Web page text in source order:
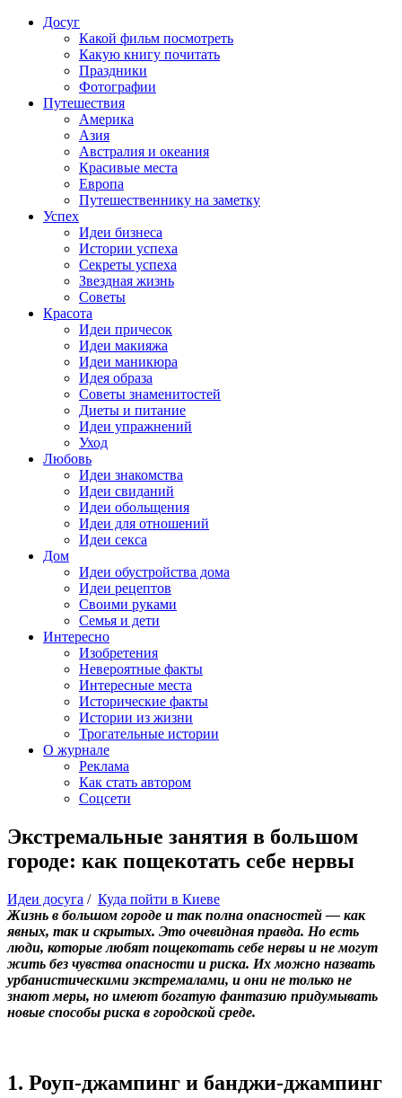
Досуг
Какой фильм посмотреть
Какую книгу почитать
Праздники
Фотографии
Путешествия
Америка
Азия
Австралия и океания
Красивые места
Европа
Путешественнику на заметку
Успех
Идеи бизнеса
Истории успеха
Секреты успеха
Звездная жизнь
Советы
Красота
Идеи причесок
Идеи макияжа
Идеи маникюра
Идея образа
Советы знаменитостей
Диеты и питание
Идеи упражнений
Уход
Любовь
Идеи знакомства
Идеи свиданий
Идеи обольщения
Идеи для отношений
Идеи секса
Дом
Идеи обустройства дома
Идеи рецептов
Своими руками
Семья и дети
Интересно
Изобретения
Невероятные факты
Интересные места
Исторические факты
Истории из жизни
Трогательные истории
О журнале
Реклама
Как стать автором
Соцсети
Экстремальные занятия в большом
городе: как пощекотать себе нервы
Идеи досуга / Куда пойти в Киеве
Жизнь в большом городе и так полна опасностей — как
явных, так и скрытых. Это очевидная правда. Но есть
люди, которые любят пощекотать себе нервы и не могут
жить без чувства опасности и риска. Их можно назвать
урбанистическими экстремалами, и они не только не
знают меры, но имеют богатую фантазию придумывать
новые способы риска в городской среде.
1. Роуп-джампинг и банджи-джампинг